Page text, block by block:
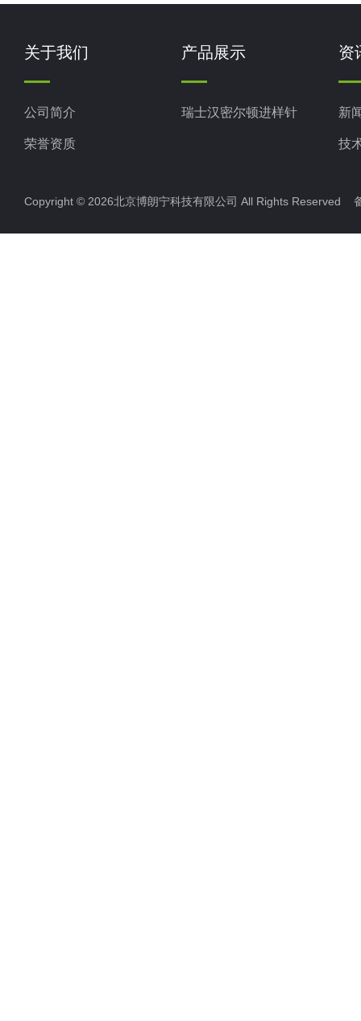
关于我们
公司简介
荣誉资质
产品展示
瑞士汉密尔顿进样针
资
新
技
Copyright © 2026北京博朗宁科技有限公司 All Rights Reserved